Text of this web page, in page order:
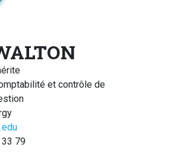
et contrôle de
79